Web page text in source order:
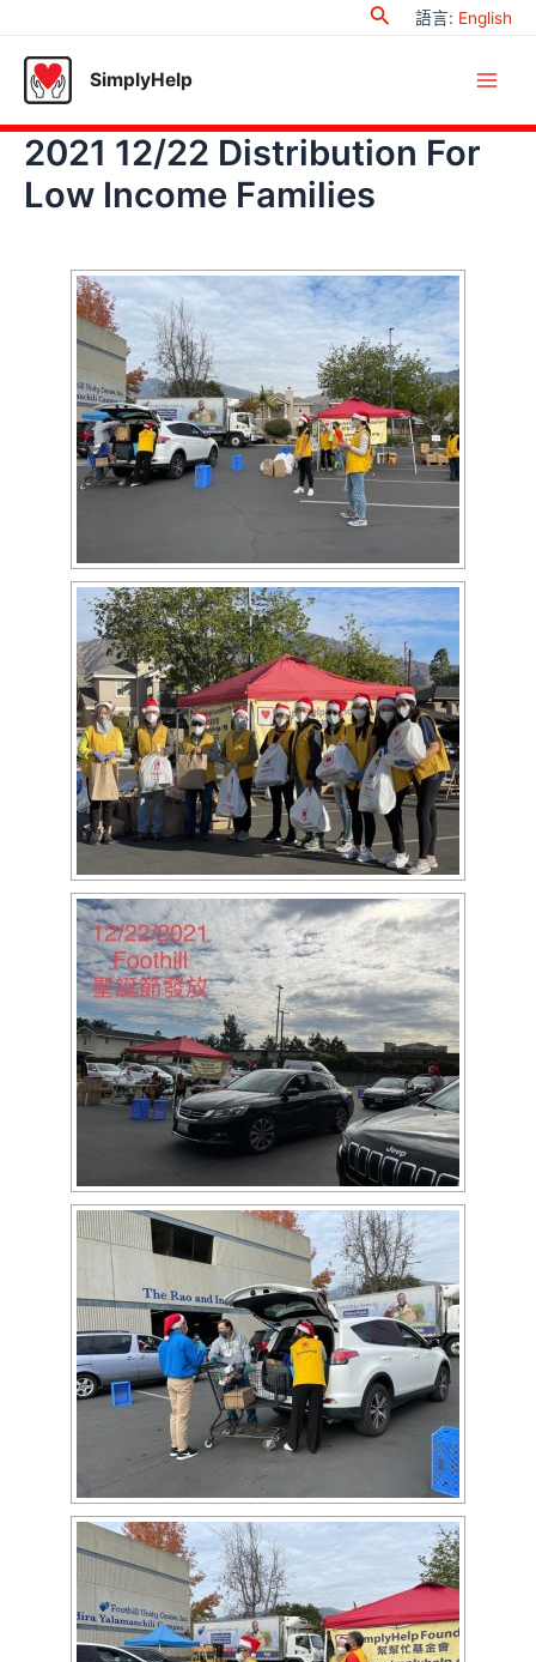
content
Search
語言: English
SimplyHelp
2021 12/22 Distribution For
Low Income Families